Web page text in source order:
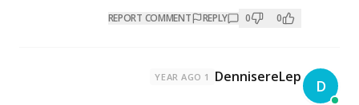
REPLY
REPORT COMMENT
D
DennisereLep
1 YEAR AGO